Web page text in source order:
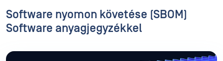
Software nyomon követése (SBOM)
Software anyagjegyzékkel